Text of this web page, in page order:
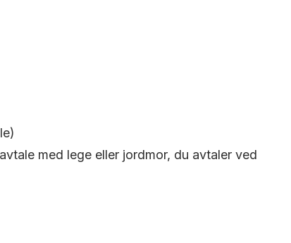
med lege eller jordmor, du avtaler ved